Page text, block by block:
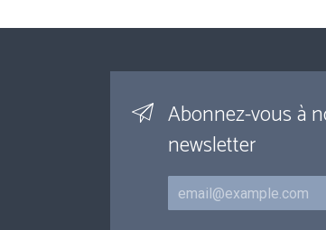
Abonnez-vous à
newsletter
Courriel